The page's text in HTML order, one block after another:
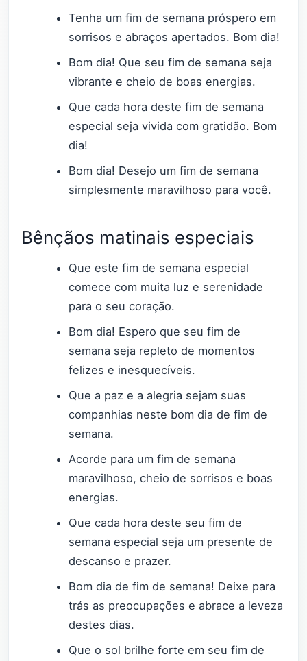
Tenha um fim de semana próspero em
sorrisos e abraços apertados. Bom dia!
Bom dia! Que seu fim de semana seja
vibrante e cheio de boas energias.
Que cada hora deste fim de semana
especial seja vivida com gratidão. Bom
dia!
Bom dia! Desejo um fim de semana
simplesmente maravilhoso para você.
Bênçãos matinais especiais
Que este fim de semana especial
comece com muita luz e serenidade
para o seu coração.
Bom dia! Espero que seu fim de
semana seja repleto de momentos
felizes e inesquecíveis.
Que a paz e a alegria sejam suas
companhias neste bom dia de fim de
semana.
Acorde para um fim de semana
maravilhoso, cheio de sorrisos e boas
energias.
Que cada hora deste seu fim de
semana especial seja um presente de
descanso e prazer.
Bom dia de fim de semana! Deixe para
trás as preocupações e abrace a leveza
destes dias.
Que o sol brilhe forte em seu fim de